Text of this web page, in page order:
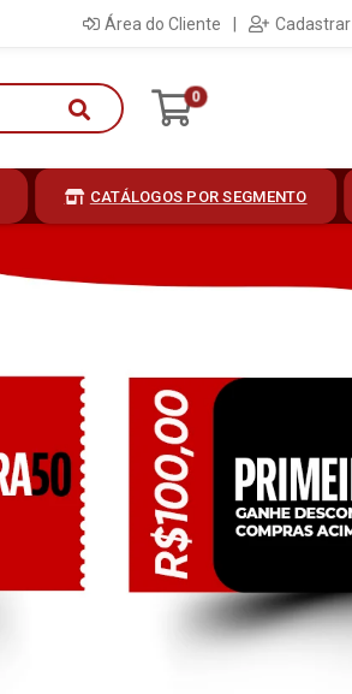
Área do Cliente | Cadastrar
0
CATÁLOGOS POR SEGMENTO